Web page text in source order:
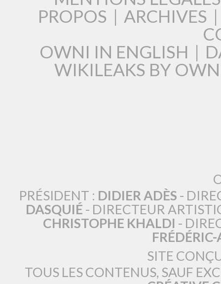
PROPOS | ARCHIVES |
OWNI IN ENGLISH |
WIKILEAKS BY
PRÉSIDENT : DIDIER ADÈS -
DASQUIÉ - DIRECTEUR
CHRISTOPHE KHALDI -
SITE
TOUS LES CONTENUS, SAUF